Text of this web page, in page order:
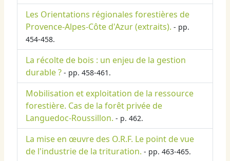
Les Orientations régionales forestières de
Provence-Alpes-Côte d'Azur (extraits). - pp.
454-458.
La récolte de bois : un enjeu de la gestion
durable ? - pp. 458-461.
Mobilisation et exploitation de la ressource
forestière. Cas de la forêt privée de
Languedoc-Roussillon. - p. 462.
La mise en œuvre des O.R.F. Le point de vue
de l'industrie de la trituration. - pp. 463-465.